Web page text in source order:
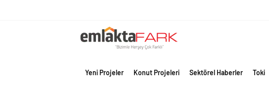
Yeni Projeler Konut Projeleri Sektörel Haberler Toki